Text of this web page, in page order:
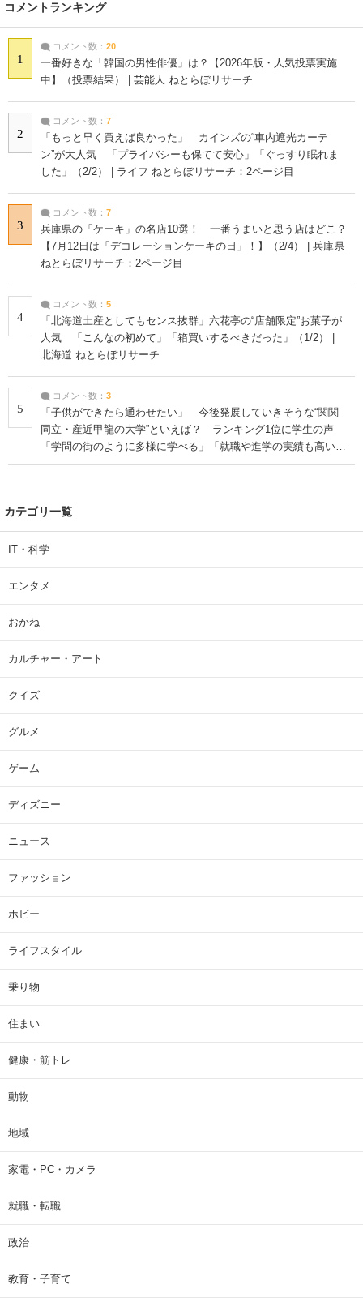
コメントランキング
1
コメント数： 20
一番好きな「韓国の男性俳優」は？【2026年版・人気投票実施
中】（投票結果） | 芸能人 ねとらぼリサーチ
2
コメント数： 7
「もっと早く買えば良かった」 カインズの“車内遮光カーテ
ン”が大人気 「プライバシーも保てて安心」「ぐっすり眠れま
した」（2/2） | ライフ ねとらぼリサーチ：2ページ目
3
コメント数： 7
兵庫県の「ケーキ」の名店10選！ 一番うまいと思う店はどこ？
【7月12日は「デコレーションケーキの日」！】（2/4） | 兵庫県
ねとらぼリサーチ：2ページ目
4
コメント数： 5
「北海道土産としてもセンス抜群」六花亭の“店舗限定”お菓子が
人気 「こんなの初めて」「箱買いするべきだった」（1/2） |
北海道 ねとらぼリサーチ
5
コメント数： 3
「子供ができたら通わせたい」 今後発展していきそうな“関関
同立・産近甲龍の大学”といえば？ ランキング1位に学生の声
「学問の街のように多様に学べる」「就職や進学の実績も高い」
| 大学 ねとらぼリサーチ
カテゴリ一覧
IT・科学
エンタメ
おかね
カルチャー・アート
クイズ
グルメ
ゲーム
ディズニー
ニュース
ファッション
ホビー
ライフスタイル
乗り物
住まい
健康・筋トレ
動物
地域
家電・PC・カメラ
就職・転職
政治
教育・子育て